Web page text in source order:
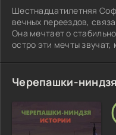
Шестнадцатилетняя
вечных переездов,
Она мечтает о
остро эти мечты звучат,
Черепашки-